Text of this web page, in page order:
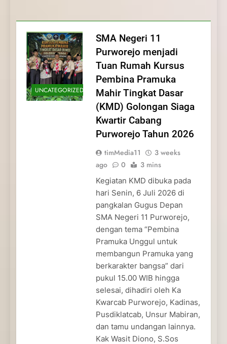
dan Pengabdian Generasi
Pramuka
Pramuka
Kepedulian
UNCATEGORIZED
SMA Negeri 11
Purworejo menjadi
Tuan Rumah Kursus
Pembina Pramuka
Mahir Tingkat Dasar
(KMD) Golongan Siaga
Kwartir Cabang
Purworejo Tahun 2026
timMedia11
3 weeks
ago
0 3 mins
Kegiatan KMD dibuka pada
hari Senin, 6 Juli 2026 di
pangkalan Gugus Depan
SMA Negeri 11 Purworejo,
dengan tema “Pembina
Pramuka Unggul untuk
membangun Pramuka yang
berkarakter bangsa” dari
pukul 15.00 WIB hingga
selesai, dihadiri oleh Ka
Kwarcab Purworejo, Kadinas,
Pusdiklatcab, Unsur Mabiran,
dan tamu undangan lainnya.
Kak Wasit Diono, S.Sos